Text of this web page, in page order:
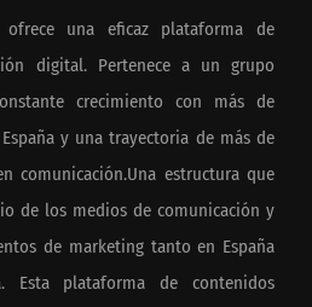
ofrece una eficaz plataforma de
digital. Pertenece a un grupo
crecimiento con más de
y una trayectoria de más de
comunicación.Una estructura que
de los medios de comunicación y
de marketing tanto en España
Esta plataforma de contenidos